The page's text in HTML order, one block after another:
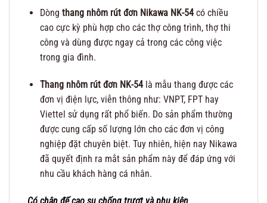
Dòng thang nhôm rút đơn Nikawa NK-54có chiều
cao cực kỳ phù hợp cho các thợ công trình, thợ thi
công và dùng được ngay cả trong các công việc
trong gia đình.
Thang nhôm rút đơn NK-54là mẫu thang được các
đơn vị điện lực, viễn thông như: VNPT, FPT hay
Viettel sử dụng rất phổ biến. Do sản phẩm thường
được cung cấp số lượng lớn cho các đơn vị công
nghiệp đặt chuyên biệt. Tuy nhiên, hiện nay Nikawa
đã quyết định ra mắt sản phẩm này để đáp ứng với
nhu cầu khách hàng cá nhân.